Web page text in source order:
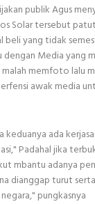
publik Agus
Solar tersebut
yang tidak
Media yang
memfoto lalu
awak media
ada
Padahal jika
mbantu adanya
dianggap turut
pungkasnya